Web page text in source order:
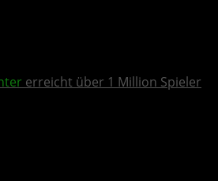
erreicht über 1 Million Spieler